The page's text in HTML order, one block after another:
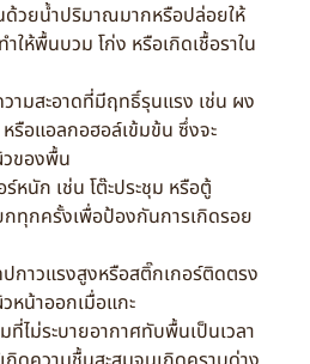
วยน้ำปริมาณมากหรือปล่อยให้
ำให้พื้นบวม โก่ง หรือเกิดเชื้อราใน
วามสะอาดที่มีฤทธิ์รุนแรง เช่น ผง
รือแอลกอฮอล์เข้มข้น ซึ่งจะ
ของพื้น
หนัก เช่น โต๊ะประชุม หรือตู้
กทุกครั้งเพื่อป้องกันการเกิดรอย
ปกาวแรงสูงหรือสติ๊กเกอร์ติดตรง
หน้าออกเมื่อแกะ
ที่ไม่ระบายอากาศทับพื้นเป็นเวลา